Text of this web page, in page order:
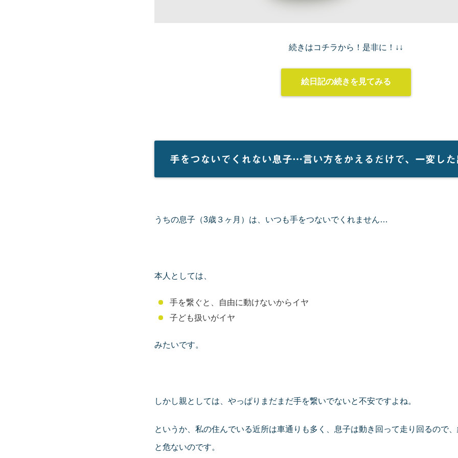
続きはコチラから！是非に！↓↓
絵日記の続きを見てみる
手をつないでくれない息子…言い方をかえるだけで、一変した
うちの息子（3歳３ヶ月）は、いつも手をつないでくれません…
本人としては、
手を繋ぐと、自由に動けないからイヤ
子ども扱いがイヤ
みたいです。
しかし親としては、やっぱりまだまだ手を繋いでないと不安ですよね。
というか、私の住んでいる近所は車通りも多く、息子は動き回って走り回るので
と危ないのです。